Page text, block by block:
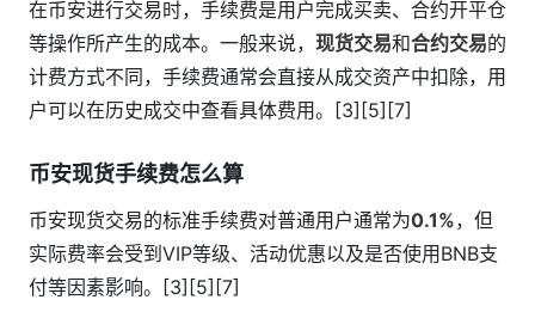
在币安进行交易时，手续费是用户完成买卖、合约开平仓
等操作所产生的成本。一般来说， 现货交易和合约交易的
计费方式不同，手续费通常会直接从成交资产中扣除，用
户可以在历史成交中查看具体费用。[3][5][7]
币安现货手续费怎么算
币安现货交易的标准手续费对普通用户通常为0.1%，但
实际费率会受到VIP等级、活动优惠以及是否使用BNB支
付等因素影响。[3][5][7]